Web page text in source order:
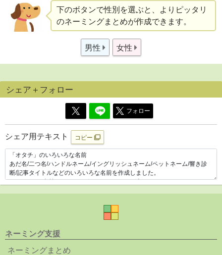
下のボタンで性別を選ぶと、よりピッタリ
のネーミングまとめが作成できます。
男性 女性
シェア＋フォロー
フォロー
シェア用テキスト コピー
ネーミング支援
ネーミングまとめ